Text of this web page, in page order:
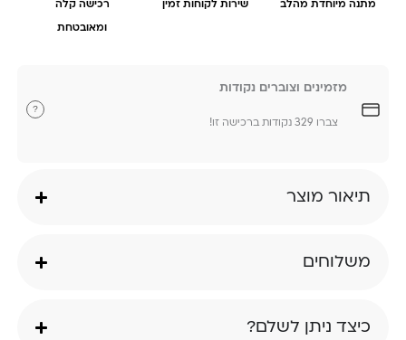
מתנה מיוחדת מהלב שירות לקוחות זמין
רכישה קלה
ומאובטחת
מזמינים וצוברים נקודות
צברו 329 נקודות ברכישה זו!
?
תיאור מוצר
משלוחים
כיצד ניתן לשלם?